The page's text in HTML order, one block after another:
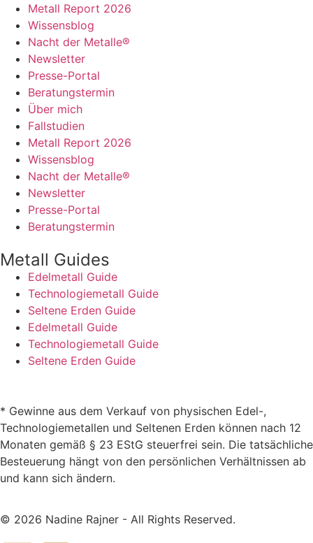
Metall Report 2026
Wissensblog
Nacht der Metalle®
Newsletter
Presse-Portal
Beratungstermin
Über mich
Fallstudien
Metall Report 2026
Wissensblog
Nacht der Metalle®
Newsletter
Presse-Portal
Beratungstermin
Metall Guides
Edelmetall Guide
Technologiemetall Guide
Seltene Erden Guide
Edelmetall Guide
Technologiemetall Guide
Seltene Erden Guide
* Gewinne aus dem Verkauf von physischen Edel-,
Technologiemetallen und Seltenen Erden können nach 12
Monaten gemäß § 23 EStG steuerfrei sein. Die tatsächliche
Besteuerung hängt von den persönlichen Verhältnissen ab
und kann sich ändern.
© 2026 Nadine Rajner - All Rights Reserved.